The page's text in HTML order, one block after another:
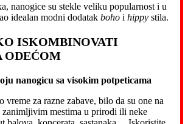
nanogice su stekle veliku popularnost i u
idealan modni dodatak boho i hippy stila.
ISKOMBINOVATI
ODEĆOM
nanogicu sa visokim potpeticama
vreme za razne zabave, bilo da su one na
zanimljivim mestima u prirodi ili neke